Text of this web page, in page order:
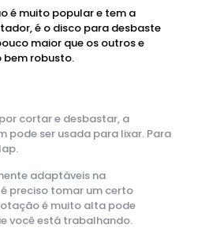
é muito popular e tem a
é o disco para desbaste
maior que os outros e
bem robusto.
cortar e desbastar, a
pode ser usada para lixar. Para
adaptáveis na
preciso tomar um certo
é muito alta pode
você está trabalhando.